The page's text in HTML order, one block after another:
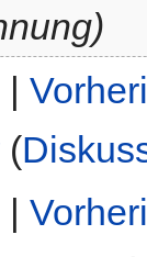
|
(
|